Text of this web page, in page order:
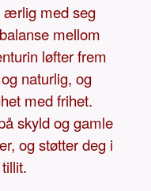
ærlig med seg
mellom
løfter frem
naturlig, og
med frihet.
skyld og gamle
og støtter deg i